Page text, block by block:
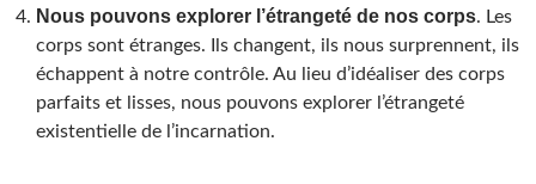
Nous pouvons explorer l’étrangeté de nos corps. Les
corps sont étranges. Ils changent, ils nous surprennent, ils
échappent à notre contrôle. Au lieu d’idéaliser des corps
parfaits et lisses, nous pouvons explorer l’étrangeté
existentielle de l’incarnation.